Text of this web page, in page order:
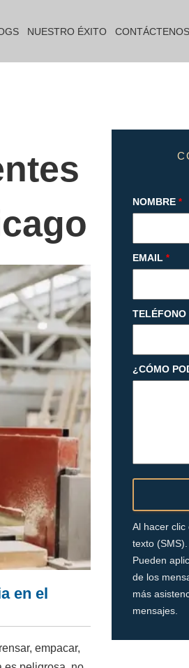
NUESTRO ÉXITO CONTÁCTENOS
en el
empacar,
NOMBRE *
EMAIL *
TELÉFONO
¿CÓMO
Al hacer clic
texto (SMS).
Pueden
de los
más
mensajes.